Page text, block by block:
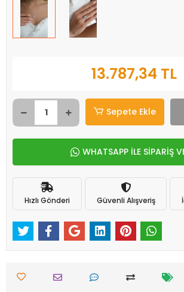
13.787,34 TL
Sepete Ekle
WHATSAPP İLE SİPARİŞ
Hızlı Gönderi Güvenli Alışveriş